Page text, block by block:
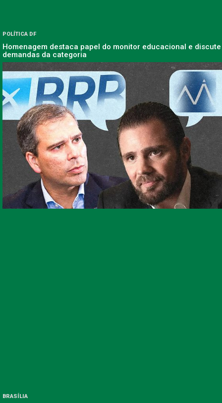
POLÍTICA DF
Homenagem destaca papel do monitor educacional e discute
demandas da categoria
BRASÍLIA